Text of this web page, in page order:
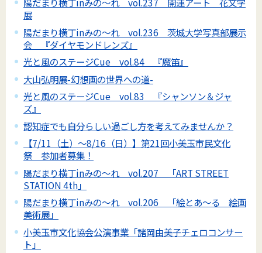
展
陽だまり横丁inみの～れ vol.236 茨城大学写真部展示
会 『ダイヤモンドレンズ』
光と風のステージCue vol.84 『魔笛』
大山弘明展-幻想画の世界への道-
光と風のステージCue vol.83 『シャンソン＆ジャ
ズ』
認知症でも自分らしい過ごし方を考えてみませんか？
【7/11（土）～8/16（日）】第21回小美玉市民文化
祭 参加者募集！
陽だまり横丁inみの～れ vol.207 「ART STREET
STATION 4th」
陽だまり横丁inみの～れ vol.206 「絵とあ～る 絵画
美術展」
小美玉市文化協会公演事業「諸岡由美子チェロコンサー
ト」